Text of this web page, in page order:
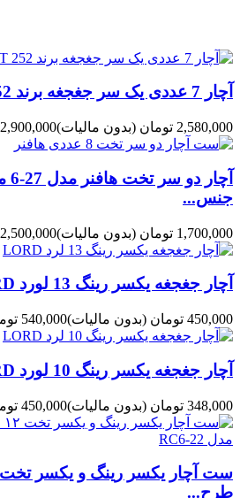
آچار 7 عددی یک سر جغجغه برند HT 252
2,580,000 تومان (بدون مالیات)2,900,000 تومان
جنس...
1,700,000 تومان (بدون مالیات)2,500,000 تومان
آچار جغجغه یکسر رینگ 13 لورد LORD
450,000 تومان (بدون مالیات)540,000 تومان
آچار جغجغه یکسر رینگ 10 لورد LORD
348,000 تومان (بدون مالیات)450,000 تومان
طرح...